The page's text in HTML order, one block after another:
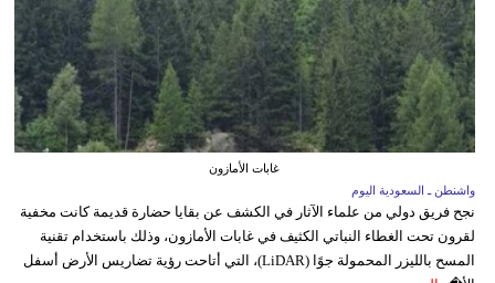
غابات الأمازون
واشنطن ـ السعودية اليوم
نجح فريق دولي من علماء الآثار في الكشف عن بقايا حضارة قديمة كانت مخفية
لقرون تحت الغطاء النباتي الكثيف في غابات الأمازون، وذلك باستخدام تقنية
المسح بالليزر المحمولة جوًا (LiDAR)، التي أتاحت رؤية تضاريس الأرض أسفل